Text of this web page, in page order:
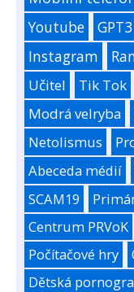
Youtube
GPT3
Instagram
Učitel
Tik Tok
Modrá velryba
Netolismus
Abeceda médií
SCAM19
Centrum PRVoK
Počítačové hry
Dětská